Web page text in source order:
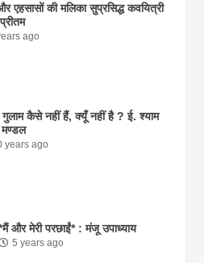
एहसासों की मलिका सुप्रसिद्ध कवयित्री
ago
गुलाम कैसे नहीं हैं, क्यूँ नहीं है ? ई. श्याम
मण्डल
years ago
और मेरी परछाईं* : मंजू उपाध्याय
5 years ago